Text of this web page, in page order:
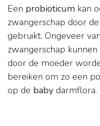
Een probioticum kan
zwangerschap door
gebruikt. Ongeveer
zwangerschap kunnen
door de moeder
bereiken om zo een
op de baby darmflora.